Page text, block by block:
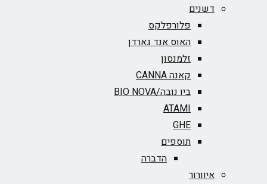
דשנים
פלורפלקס
האוס אנד גארדן
זלמנסון
קאנה CANNA
ביו נובה/BIO NOVA‏
ATAMI
GHE
תוספים
הדברה
איוורור